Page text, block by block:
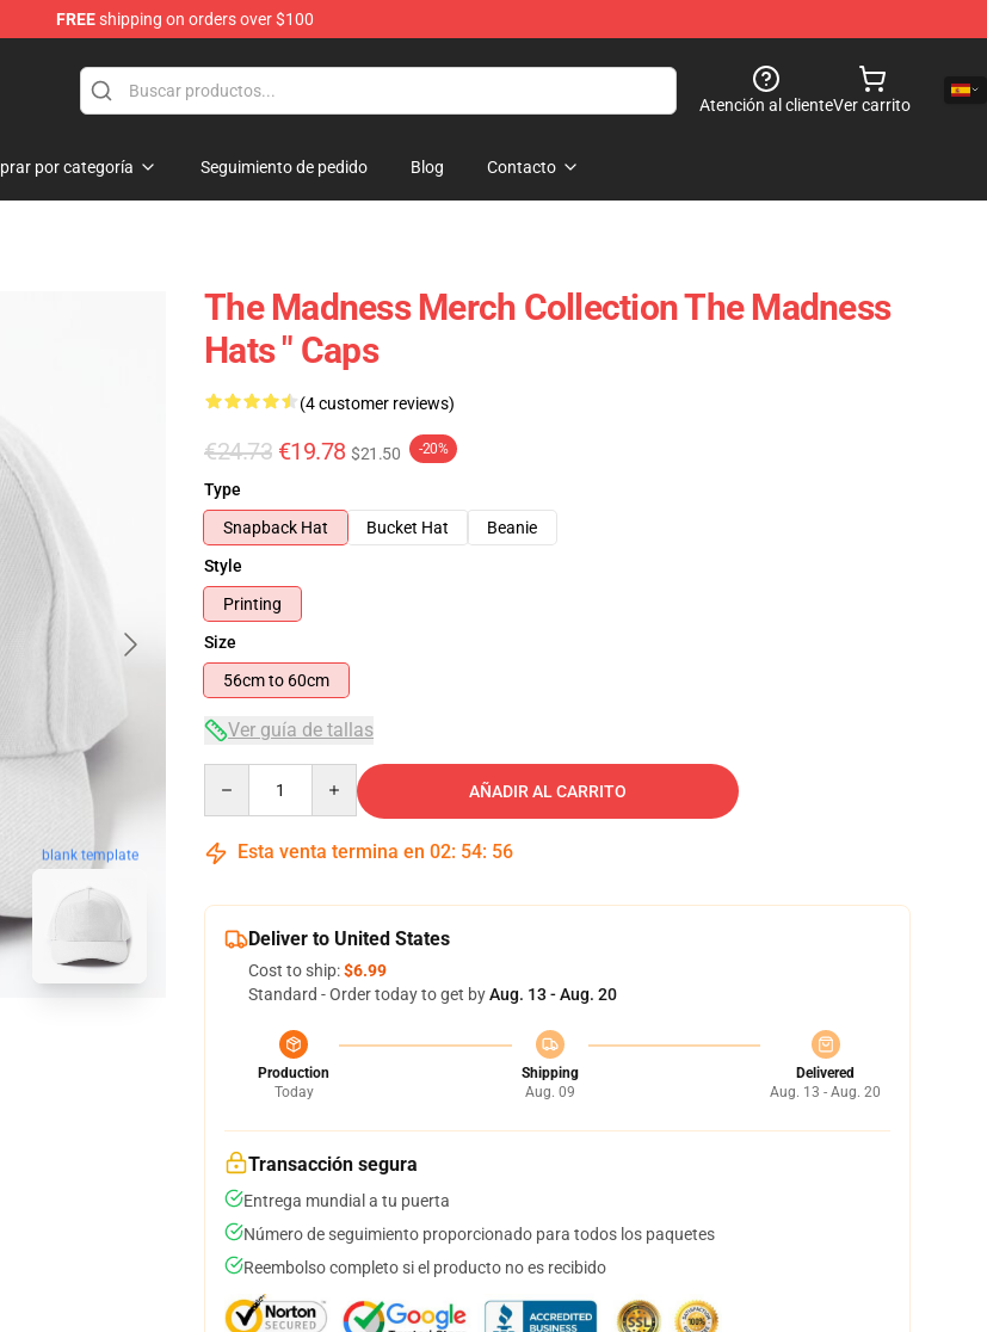
FREEshipping on orders over $100
Atención al clienteVer carrito
por categoría Seguimiento de pedido Blog Contacto
blank template
The Madness Merch Collection The Madness
Hats " Caps
(4 customer reviews)
€24.73 €19.78 $21.50 -20%
Type
Snapback Hat
Bucket Hat
Beanie
Style
Printing
Size
56cm to 60cm
Ver guía de tallas
AÑADIR AL CARRITO
Esta venta termina en 02: 54: 55
Deliver to United States
Cost to ship:$6.99
Standard - Order today to get byAug. 13 - Aug. 20
Production
Today
Shipping
Aug. 09
Delivered
Aug. 13 - Aug. 20
Transacción segura
Entrega mundial a tu puerta
Número de seguimiento proporcionado para todos los paquetes
Reembolso completo si el producto no es recibido